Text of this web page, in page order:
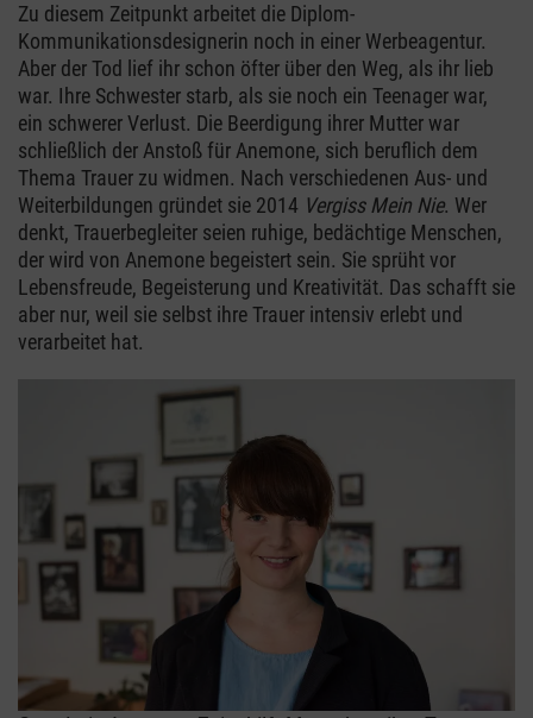
Zu diesem Zeitpunkt arbeitet die Diplom-
Kommunikationsdesignerin noch in einer Werbeagentur.
Aber der Tod lief ihr schon öfter über den Weg, als ihr lieb
war. Ihre Schwester starb, als sie noch ein Teenager war,
ein schwerer Verlust. Die Beerdigung ihrer Mutter war
schließlich der Anstoß für Anemone, sich beruflich dem
Thema Trauer zu widmen. Nach verschiedenen Aus- und
Weiterbildungen gründet sie 2014 Vergiss Mein Nie. Wer
denkt, Trauerbegleiter seien ruhige, bedächtige Menschen,
der wird von Anemone begeistert sein. Sie sprüht vor
Lebensfreude, Begeisterung und Kreativität. Das schafft sie
aber nur, weil sie selbst ihre Trauer intensiv erlebt und
verarbeitet hat.